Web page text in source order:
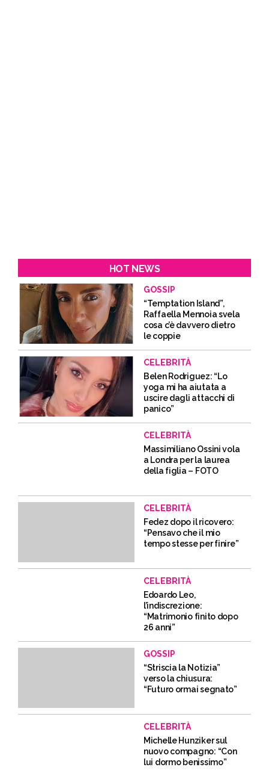
HOT NEWS
GOSSIP
“Temptation Island”,
Raffaella Mennoia svela
cosa c’è davvero dietro
le coppie
CELEBRITÀ
Belen Rodriguez: “Lo
yoga mi ha aiutata a
uscire dagli attacchi di
panico”
CELEBRITÀ
Massimiliano Ossini vola
a Londra per la laurea
della figlia – FOTO
CELEBRITÀ
Fedez dopo il ricovero:
“Pensavo che il mio
tempo stesse per finire”
CELEBRITÀ
Edoardo Leo,
l’indiscrezione:
“Matrimonio finito dopo
26 anni”
GOSSIP
“Striscia la Notizia”
verso la chiusura:
“Futuro ormai segnato”
CELEBRITÀ
Michelle Hunziker sul
nuovo compagno: “Con
lui dormo benissimo”